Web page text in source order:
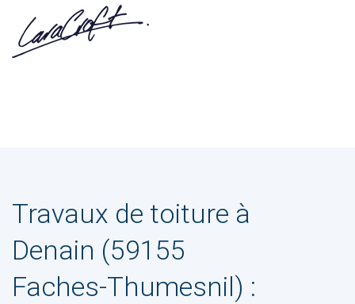
Travaux de toiture à
Denain (59155
Faches-Thumesnil) :